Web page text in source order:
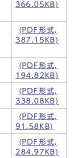
366.05KB)
(PDF形式,
387.15KB)
(PDF形式,
194.82KB)
(PDF形式,
338.08KB)
(PDF形式,
91.58KB)
(PDF形式,
284.97KB)